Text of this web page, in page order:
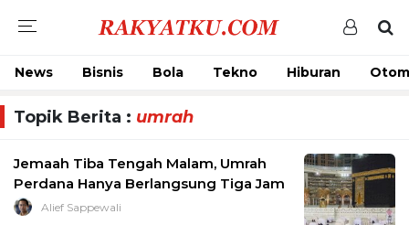
News Bisnis Bola Tekno Hiburan
Topik Berita : umrah
Jemaah Tiba Tengah Malam, Umrah
Perdana Hanya Berlangsung Tiga Jam
Alief Sappewali